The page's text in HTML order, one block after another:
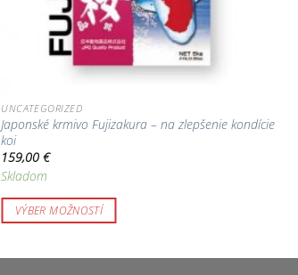
UNCATEGORIZED
Japonské krmivo Fujizakura – na zlepšenie kondície
koi
159,00€
Skladom
VÝBER MOŽNOSTÍ